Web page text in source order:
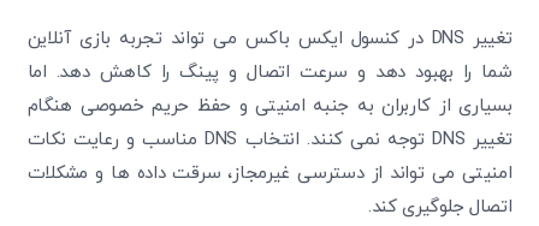
تغییر DNS در کنسول ایکس باکس می تواند تجربه بازی آنلاین
شما را بهبود دهد و سرعت اتصال و پینگ را کاهش دهد. اما
بسیاری از کاربران به جنبه امنیتی و حفظ حریم خصوصی هنگام
تغییر DNS توجه نمی کنند. انتخاب DNS مناسب و رعایت نکات
امنیتی می تواند از دسترسی غیرمجاز، سرقت داده ها و مشکلات
اتصال جلوگیری کند.